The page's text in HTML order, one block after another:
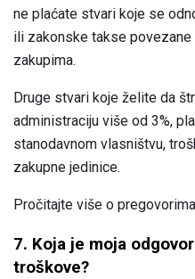
ne plaćate stvari koje se
ili zakonske takse
zakupima.
Druge stvari koje želite da
administraciju više od 3%,
stanodavnom vlasništvu,
zakupne jedinice.
Pročitajte više o
7. Koja je moja
troškove?